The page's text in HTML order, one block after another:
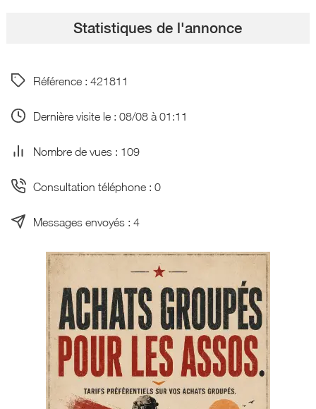
Statistiques de l'annonce
Référence : 421811
Dernière visite le : 08/08 à 01:11
Nombre de vues : 109
Consultation téléphone : 0
Messages envoyés : 4